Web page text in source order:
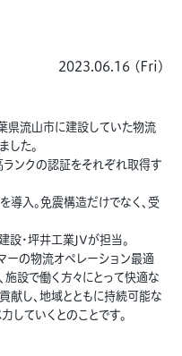
2023.06.16 (Fri)
県流山市に建設していた物流
した。
ンクの認証をそれぞれ取得す
導入。免震構造だけでなく、受
設・坪井工業JVが担当。
ーの物流オペレーション最適
設で働く方々にとって快適な
献し、地域とともに持続可能な
ていくとのことです。